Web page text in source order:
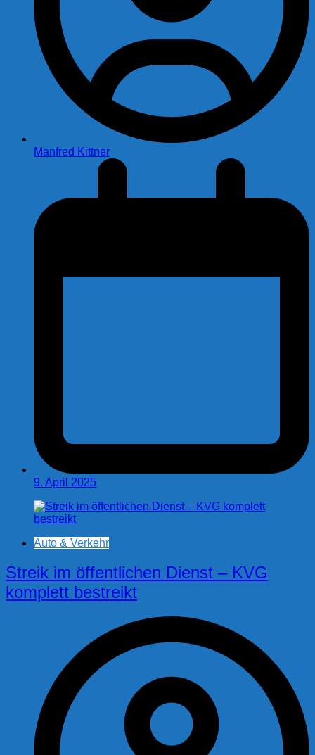
Manfred Kittner
9. April 2025
Auto & Verkehr
Streik im öffentlichen Dienst – KVG
komplett bestreikt